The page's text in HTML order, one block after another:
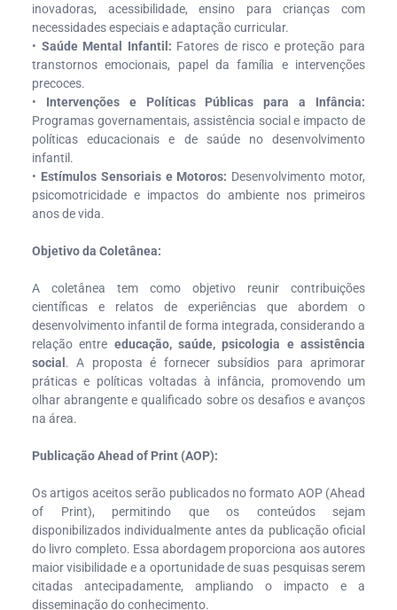
inovadoras, acessibilidade, ensino para crianças com
necessidades especiais e adaptação curricular.
• Saúde Mental Infantil: Fatores de risco e proteção para
transtornos emocionais, papel da família e intervenções
precoces.
• Intervenções e Políticas Públicas para a Infância:
Programas governamentais, assistência social e impacto de
políticas educacionais e de saúde no desenvolvimento
infantil.
• Estímulos Sensoriais e Motoros: Desenvolvimento motor,
psicomotricidade e impactos do ambiente nos primeiros
anos de vida.
Objetivo da Coletânea:
A coletânea tem como objetivo reunir contribuições
científicas e relatos de experiências que abordem o
desenvolvimento infantil de forma integrada, considerando a
relação entre educação, saúde, psicologia e assistência
social. A proposta é fornecer subsídios para aprimorar
práticas e políticas voltadas à infância, promovendo um
olhar abrangente e qualificado sobre os desafios e avanços
na área.
Publicação Ahead of Print (AOP):
Os artigos aceitos serão publicados no formato AOP (Ahead
of Print), permitindo que os conteúdos sejam
disponibilizados individualmente antes da publicação oficial
do livro completo. Essa abordagem proporciona aos autores
maior visibilidade e a oportunidade de suas pesquisas serem
citadas antecipadamente, ampliando o impacto e a
disseminação do conhecimento.